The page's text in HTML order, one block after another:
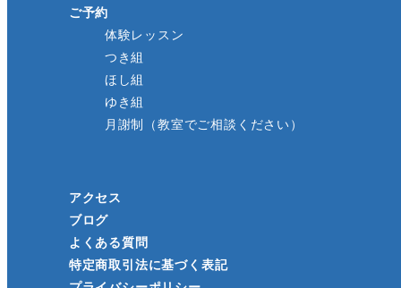
ご予約
体験レッスン
つき組
ほし組
ゆき組
月謝制（教室でご相談ください）
アクセス
ブログ
よくある質問
特定商取引法に基づく表記